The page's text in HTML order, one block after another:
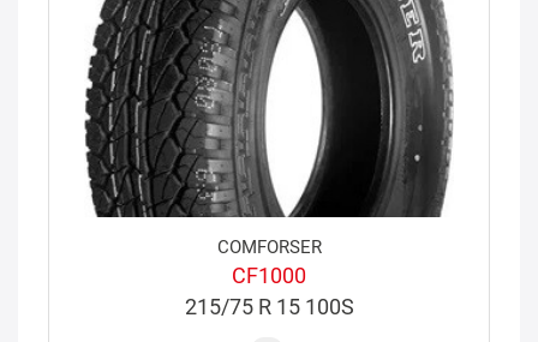
COMFORSER
CF1000
215/75 R 15 100S